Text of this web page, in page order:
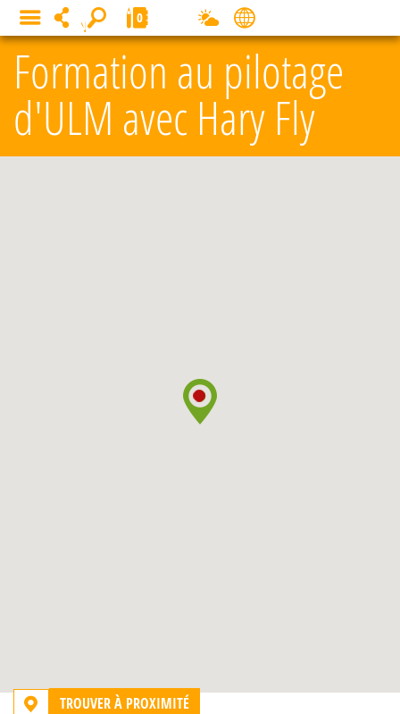
Formation au pilotage
d'ULM avec Hary Fly
TROUVER À PROXIMITÉ
MENU 0
Panneau de gestion des cookies